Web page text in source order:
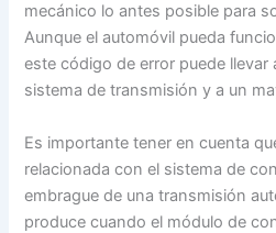
mecánico lo antes posible para
Aunque el automóvil pueda
este código de error puede llevar
sistema de transmisión y a un
Es importante tener en cuenta
relacionada con el sistema de
embrague de una transmisión
produce cuando el módulo de